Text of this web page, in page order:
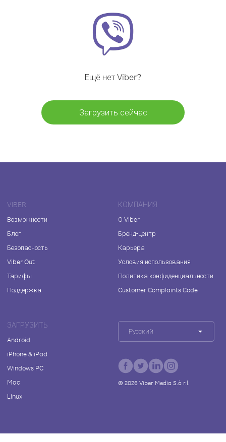
Ещё нет Viber?
Загрузить сейчас
VIBER
Возможности
Блог
Безопасность
Viber Out
Тарифы
Поддержка
КОМПАНИЯ
О Viber
Бренд-центр
Карьера
Условия использования
Политика конфиденциальности
Customer Complaints Code
ЗАГРУЗИТЬ
Android
iPhone & iPad
Windows PC
Mac
Linux
Русский
© 2026Viber Media S.à r.l.